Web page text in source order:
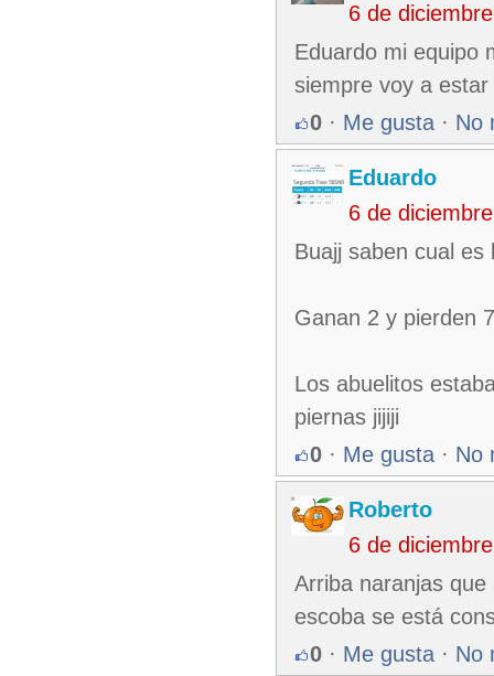
6 de
Eduardo mi equipo
siempre voy a
0 · Me gusta · No
Eduardo
6 de
Buajj saben cual es
Ganan 2 y pierden
Los abuelitos
piernas jijiji
0 · Me gusta · No
Roberto
6 de
Arriba naranjas
escoba se está
0 · Me gusta · No